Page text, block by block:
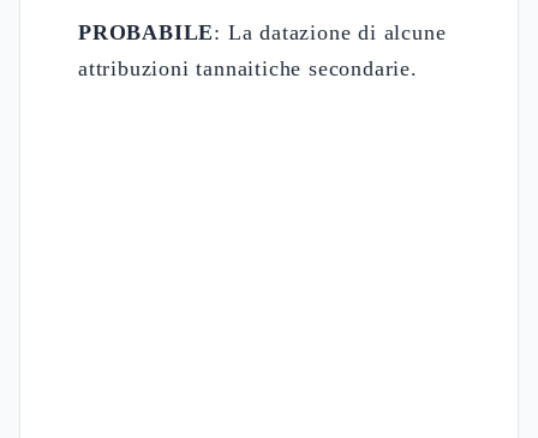
PROBABILE: La datazione di alcune
attribuzioni tannaitiche secondarie.